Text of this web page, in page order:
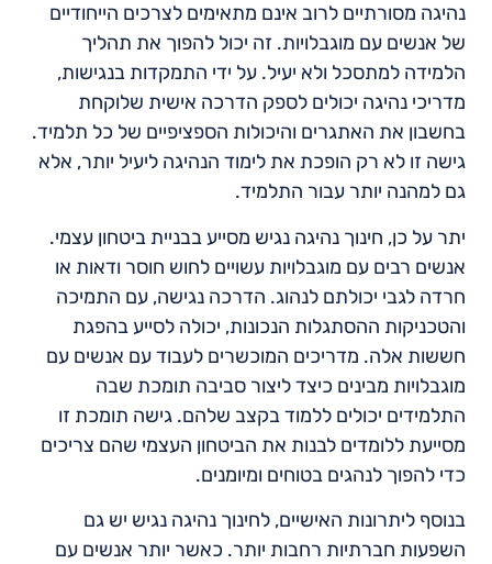
נהיגה מסורתיים לרוב אינם מתאימים לצרכים הייחודיים
של אנשים עם מוגבלויות. זה יכול להפוך את תהליך
הלמידה למתסכל ולא יעיל. על ידי התמקדות בנגישות,
מדריכי נהיגה יכולים לספק הדרכה אישית שלוקחת
בחשבון את האתגרים והיכולות הספציפיים של כל תלמיד.
גישה זו לא רק הופכת את לימוד הנהיגה ליעיל יותר, אלא
גם למהנה יותר עבור התלמיד.
יתר על כן, חינוך נהיגה נגיש מסייע בבניית ביטחון עצמי.
אנשים רבים עם מוגבלויות עשויים לחוש חוסר ודאות או
חרדה לגבי יכולתם לנהוג. הדרכה נגישה, עם התמיכה
והטכניקות ההסתגלות הנכונות, יכולה לסייע בהפגת
חששות אלה. מדריכים המוכשרים לעבוד עם אנשים עם
מוגבלויות מבינים כיצד ליצור סביבה תומכת שבה
התלמידים יכולים ללמוד בקצב שלהם. גישה תומכת זו
מסייעת ללומדים לבנות את הביטחון העצמי שהם צריכים
כדי להפוך לנהגים בטוחים ומיומנים.
בנוסף ליתרונות האישיים, לחינוך נהיגה נגיש יש גם
השפעות חברתיות רחבות יותר. כאשר יותר אנשים עם